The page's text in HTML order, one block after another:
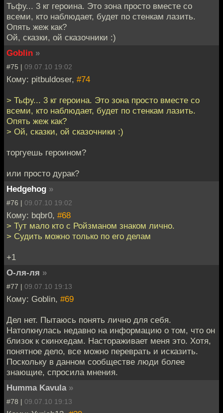
Тьфу... 3 кг героина. Это зона просто вместе со
всеми, кто наблюдает, будет по стенкам лазить.
Опять жеж как?
Ой, сказки, ой сказочники :)
Goblin »
#75 | 09.07.10 19:02
Кому: pitbuldoser, #74
> Тьфу... 3 кг героина. Это зона просто вместе со
всеми, кто наблюдает, будет по стенкам лазить.
Опять жеж как?
> Ой, сказки, ой сказочники :)
торгуешь героином?
или просто дурак?
Hedgehog »
#76 | 09.07.10 19:02
Кому: bqbr0, #68
> Тут мало кто с Ройзманом знаком лично.
> Судить можно только по его делам
+1
О-ля-ля »
#77 | 09.07.10 19:13
Кому: Goblin, #69
Дел нет. Пытаюсь понять лично для себя.
Натолкнулась недавно на информацию о том, что он
близок к скинхедам. Настораживает меня это. Хотя,
понятное дело, все можно переврать и исказить.
Поскольку в данном сообществе люди более
знающие, спросила мнения.
Humma Kavula »
#78 | 09.07.10 19:13